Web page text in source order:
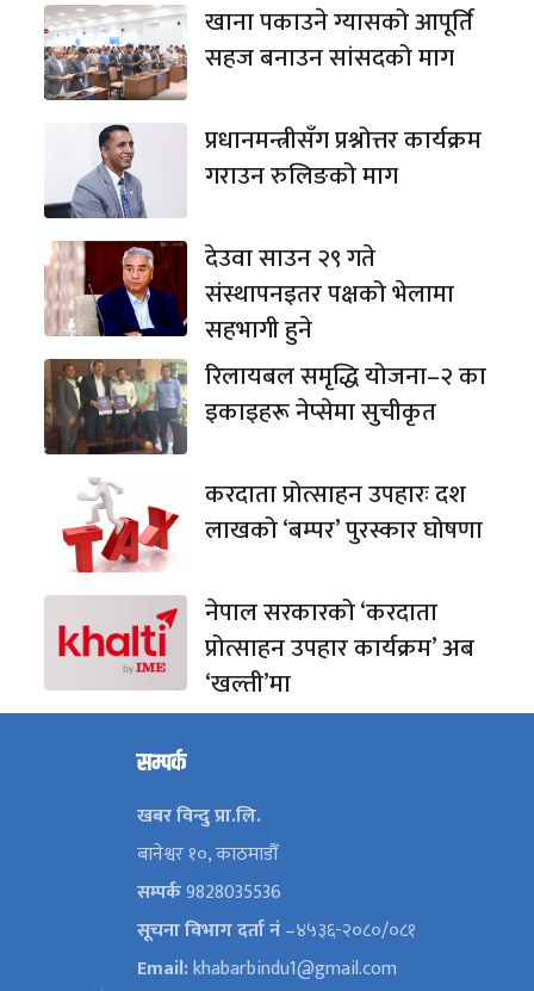
खाना पकाउने ग्यासको आपूर्ति
सहज बनाउन सांसदको माग
प्रधानमन्त्रीसँग प्रश्नोत्तर कार्यक्रम
गराउन रुलिङको माग
देउवा साउन २९ गते
संस्थापनइतर पक्षको भेलामा
सहभागी हुने
रिलायबल समृद्धि योजना–२ का
इकाइहरू नेप्सेमा सुचीकृत
करदाता प्रोत्साहन उपहारः दश
लाखको ‘बम्पर’ पुरस्कार घोषणा
नेपाल सरकारको ‘करदाता
प्रोत्साहन उपहार कार्यक्रम’ अब
‘खल्ती’मा
सम्पर्क
खबर विन्दु प्रा.लि.
बानेश्वर १०, काठमाडौँ
सम्पर्क9828035536
सूचना विभाग दर्ता नं–४५३६-२०८०/०८१
Email:khabarbindu1@gmail.com